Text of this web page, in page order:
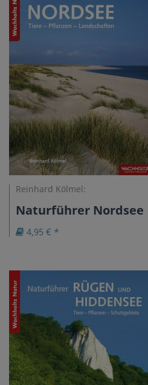
Reinhard Kölmel:
Naturführer Nordsee
4,95 € *